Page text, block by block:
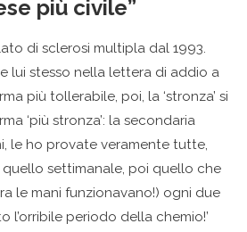
più civile”
di sclerosi multipla dal 1993.
lui stesso nella lettera di addio a
più tollerabile, poi, la ‘stronza’ si
‘più stronza’: la secondaria
le ho provate veramente tutte,
quello settimanale, poi quello che
le mani funzionavano!) ogni due
l’orribile periodo della chemio!’